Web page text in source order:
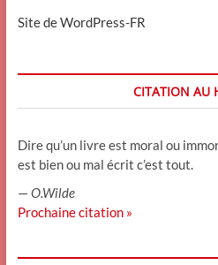
Site de WordPress-FR
CITATION AU
Dire qu’un livre est moral ou
est bien ou mal écrit c’est tout.
—O.Wilde
Prochaine citation »